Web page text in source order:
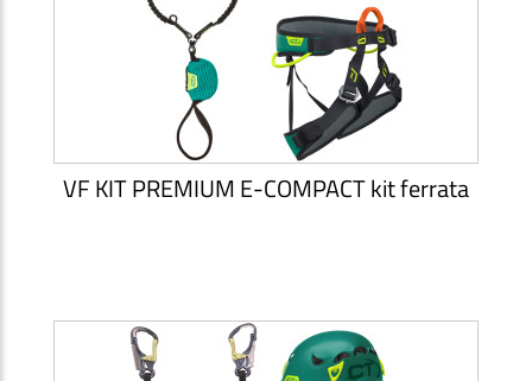
VF KIT PREMIUM E-COMPACT kit ferrata